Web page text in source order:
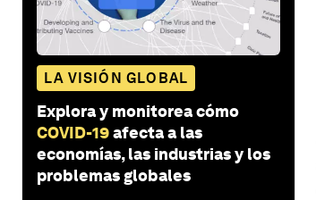
LA VISIÓN GLOBAL
Explora y monitorea cómo
COVID-19afecta a las
economías, las industrias y los
problemas globales